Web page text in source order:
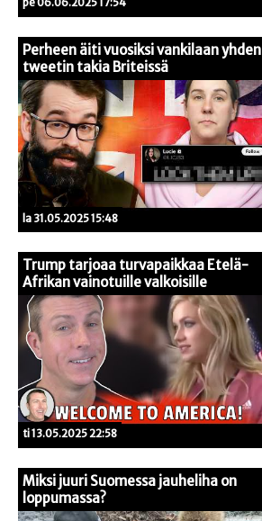
Perheen äiti vuosiksi vankilaan yhden
tweetin takia Briteissä
la 31.05.2025 15:48
Trump tarjoaa turvapaikkaa Etelä-
Afrikan vainotuille valkoisille
ti 13.05.2025 22:58
Miksi juuri Suomessa jauheliha on
loppumassa?